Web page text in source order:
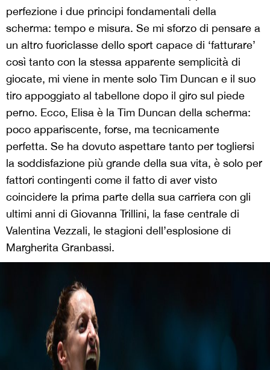
perfezione i due principi fondamentali della
scherma: tempo e misura. Se mi sforzo di pensare a
un altro fuoriclasse dello sport capace di ‘fatturare’
così tanto con la stessa apparente semplicità di
giocate, mi viene in mente solo Tim Duncan e il suo
tiro appoggiato al tabellone dopo il giro sul piede
perno. Ecco, Elisa è la Tim Duncan della scherma:
poco appariscente, forse, ma tecnicamente
perfetta. Se ha dovuto aspettare tanto per togliersi
la soddisfazione più grande della sua vita, è solo per
fattori contingenti come il fatto di aver visto
coincidere la prima parte della sua carriera con gli
ultimi anni di Giovanna Trillini, la fase centrale di
Valentina Vezzali, le stagioni dell’esplosione di
Margherita Granbassi.